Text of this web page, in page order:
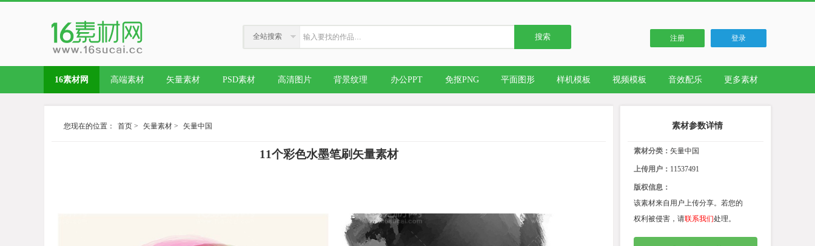
全站搜索 搜索 注册 登录
16素材网 高端素材 矢量素材 PSD素材 高清图片 背景纹理 办公PPT 免抠PNG 平面图形 样机模板 视频模板 音效配乐 更多素材
您现在的位置： 首页 > 矢量素材 > 矢量中国
11个彩色水墨笔刷矢量素材
素材参数详情
素材分类： 矢量中国
上传用户： 11537491
版权信息：
该素材来自用户上传分享。若您的
权利被侵害，请联系我们处理。